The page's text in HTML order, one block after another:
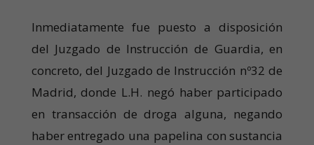
Inmediatamente fue puesto a disposición
del Juzgado de Instrucción de Guardia, en
concreto, del Juzgado de Instrucción nº32 de
Madrid, donde L.H. negó haber participado
en transacción de droga alguna, negando
haber entregado una papelina con sustancia